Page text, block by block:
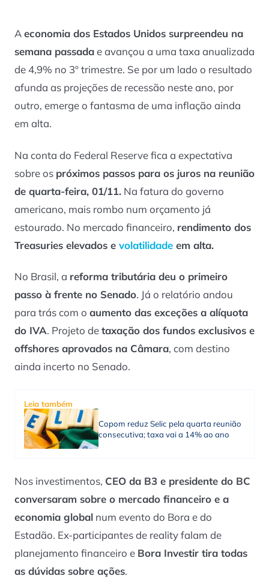
Aeconomia dos Estados Unidos surpreendeu na
semana passadae avançou a uma taxa anualizada
de 4,9% no 3º trimestre. Se por um lado o resultado
afunda as projeções de recessão neste ano, por
outro, emerge o fantasma de uma inflação ainda
em alta.
Na conta do Federal Reserve fica a expectativa
sobre os próximos passos para os juros na reunião
de quarta-feira, 01/11. Na fatura do governo
americano, mais rombo num orçamento já
estourado. No mercado financeiro, rendimento dos
Treasuries elevados e volatilidade em alta.
No Brasil, a reforma tributária deu o primeiro
passo à frente no Senado. Já o relatório andou
para trás com o aumento das exceções a alíquota
do IVA. Projeto detaxação dos fundos exclusivos e
offshores aprovados na Câmara, com destino
ainda incerto no Senado.
Leia também
Copom reduz Selic pela quarta reunião
consecutiva; taxa vai a 14% ao ano
Nos investimentos, CEO da B3 e presidente do BC
conversaram sobre o mercado financeiro e a
economia global num evento do Bora e do
Estadão. Ex-participantes de reality falam de
planejamento financeiro e Bora Investir tira todas
as dúvidas sobre ações.